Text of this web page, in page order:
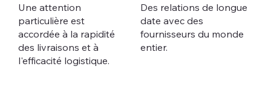
Une attention
particulière est
accordée à la rapidité
des livraisons et à
l'efficacité logistique.
Des relations de longue
date avec des
fournisseurs du monde
entier.